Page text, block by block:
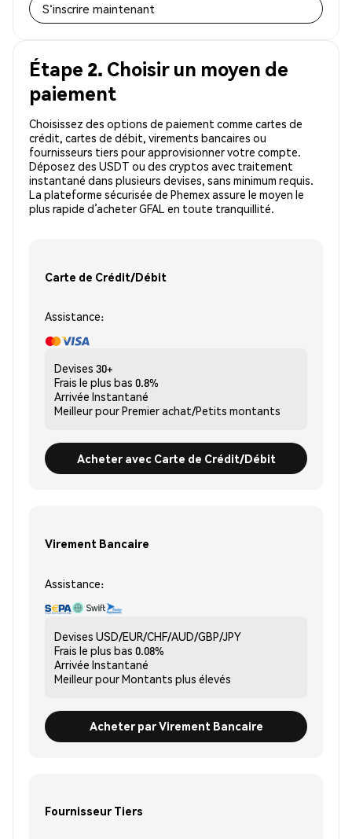
S'inscrire maintenant
Étape 2. Choisir un moyen de
paiement
Choisissez des options de paiement comme cartes de
crédit, cartes de débit, virements bancaires ou
fournisseurs tiers pour approvisionner votre compte.
Déposez des USDT ou des cryptos avec traitement
instantané dans plusieurs devises, sans minimum requis.
La plateforme sécurisée de Phemex assure le moyen le
plus rapide d’acheter GFAL en toute tranquillité.
Carte de Crédit/Débit
Assistance:
Devises 30+
Frais le plus bas 0.8%
Arrivée Instantané
Meilleur pourPremier achat/Petits montants
Acheter avec Carte de Crédit/Débit
Virement Bancaire
Assistance:
Devises USD/EUR/CHF/AUD/GBP/JPY
Frais le plus bas 0.08%
Arrivée Instantané
Meilleur pourMontants plus élevés
Acheter par Virement Bancaire
Fournisseur Tiers